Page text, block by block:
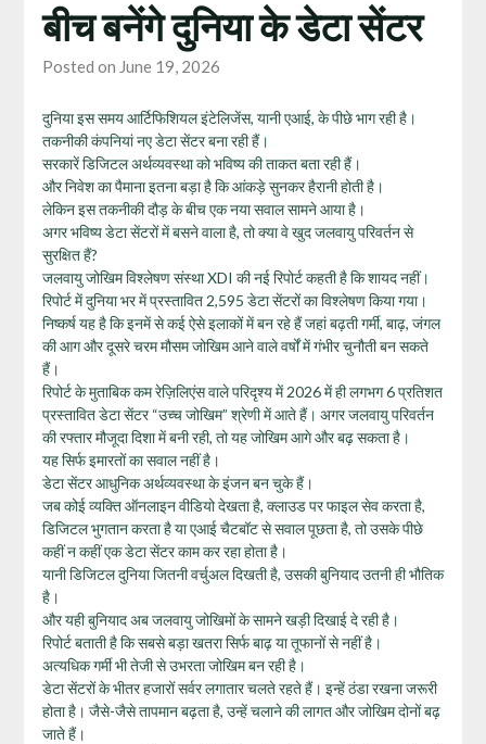
बीच बनेंगे दुनिया के डेटा सेंटर
Posted on June 19, 2026
दुनिया इस समय आर्टिफिशियल इंटेलिजेंस, यानी एआई, के पीछे भाग रही है।
तकनीकी कंपनियां नए डेटा सेंटर बना रही हैं।
सरकारें डिजिटल अर्थव्यवस्था को भविष्य की ताकत बता रही हैं।
और निवेश का पैमाना इतना बड़ा है कि आंकड़े सुनकर हैरानी होती है।
लेकिन इस तकनीकी दौड़ के बीच एक नया सवाल सामने आया है।
अगर भविष्य डेटा सेंटरों में बसने वाला है, तो क्या वे खुद जलवायु परिवर्तन से
सुरक्षित हैं?
जलवायु जोखिम विश्लेषण संस्था XDI की नई रिपोर्ट कहती है कि शायद नहीं।
रिपोर्ट में दुनिया भर में प्रस्तावित 2,595 डेटा सेंटरों का विश्लेषण किया गया।
निष्कर्ष यह है कि इनमें से कई ऐसे इलाकों में बन रहे हैं जहां बढ़ती गर्मी, बाढ़, जंगल
की आग और दूसरे चरम मौसम जोखिम आने वाले वर्षों में गंभीर चुनौती बन सकते
हैं।
रिपोर्ट के मुताबिक कम रेज़िलिएंस वाले परिदृश्य में 2026 में ही लगभग 6 प्रतिशत
प्रस्तावित डेटा सेंटर “उच्च जोखिम” श्रेणी में आते हैं। अगर जलवायु परिवर्तन
की रफ्तार मौजूदा दिशा में बनी रही, तो यह जोखिम आगे और बढ़ सकता है।
यह सिर्फ इमारतों का सवाल नहीं है।
डेटा सेंटर आधुनिक अर्थव्यवस्था के इंजन बन चुके हैं।
जब कोई व्यक्ति ऑनलाइन वीडियो देखता है, क्लाउड पर फाइल सेव करता है,
डिजिटल भुगतान करता है या एआई चैटबॉट से सवाल पूछता है, तो उसके पीछे
कहीं न कहीं एक डेटा सेंटर काम कर रहा होता है।
यानी डिजिटल दुनिया जितनी वर्चुअल दिखती है, उसकी बुनियाद उतनी ही भौतिक
है।
और यही बुनियाद अब जलवायु जोखिमों के सामने खड़ी दिखाई दे रही है।
रिपोर्ट बताती है कि सबसे बड़ा खतरा सिर्फ बाढ़ या तूफानों से नहीं है।
अत्यधिक गर्मी भी तेजी से उभरता जोखिम बन रही है।
डेटा सेंटरों के भीतर हजारों सर्वर लगातार चलते रहते हैं। इन्हें ठंडा रखना जरूरी
होता है। जैसे-जैसे तापमान बढ़ता है, उन्हें चलाने की लागत और जोखिम दोनों बढ़
जाते हैं।